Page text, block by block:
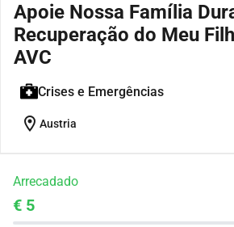
Apoie Nossa Família
Recuperação do Meu
AVC
Crises e Emergências
location_on Austria
Arrecadado
€ 5